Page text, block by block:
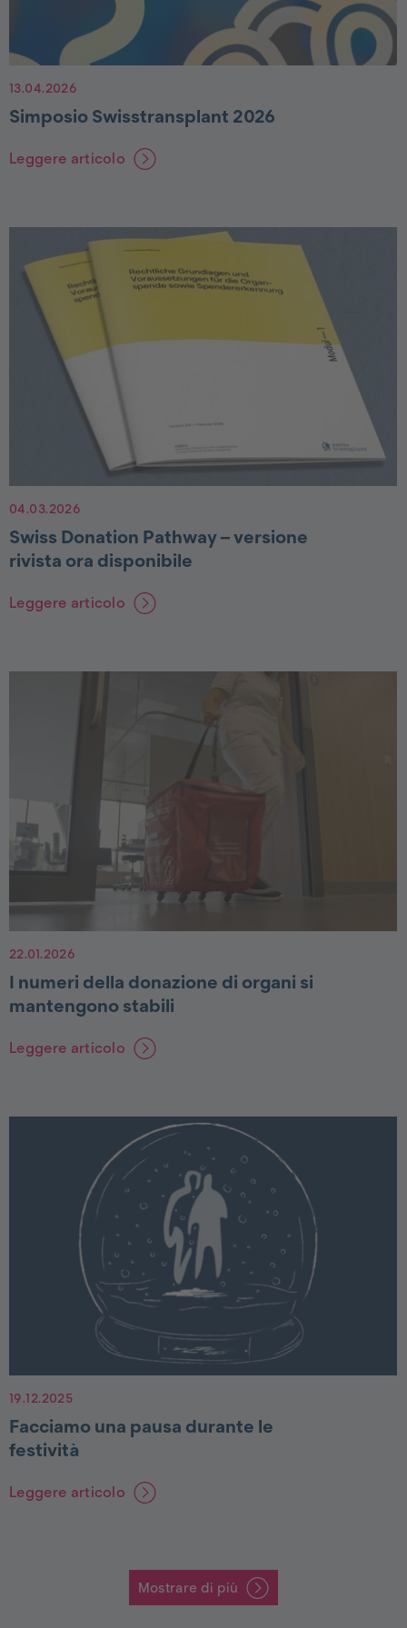
13.04.2026
Simposio Swisstransplant 2026
Leggere articolo
04.03.2026
Swiss Donation Pathway – versione
rivista ora disponibile
Leggere articolo
22.01.2026
I numeri della donazione di organi si
mantengono stabili
Leggere articolo
19.12.2025
Facciamo una pausa durante le
festività
Leggere articolo
Mostrare di più